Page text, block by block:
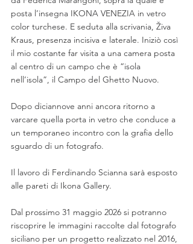
posta l’insegna IKONA VENEZIA in vetro
color turchese. E seduta alla scrivania, Živa
Kraus, presenza incisiva e laterale. Iniziò così
il mio costante far visita a una camera posta
al centro di un campo che è “isola
nell’isola”, il Campo del Ghetto Nuovo.
Dopo diciannove anni ancora ritorno a
varcare quella porta in vetro che conduce a
un temporaneo incontro con la grafia dello
sguardo di un fotografo.
Il lavoro di Ferdinando Scianna sarà esposto
alle pareti di Ikona Gallery.
Dal prossimo 31 maggio 2026 si potranno
riscoprire le immagini raccolte dal fotografo
siciliano per un progetto realizzato nel 2016,